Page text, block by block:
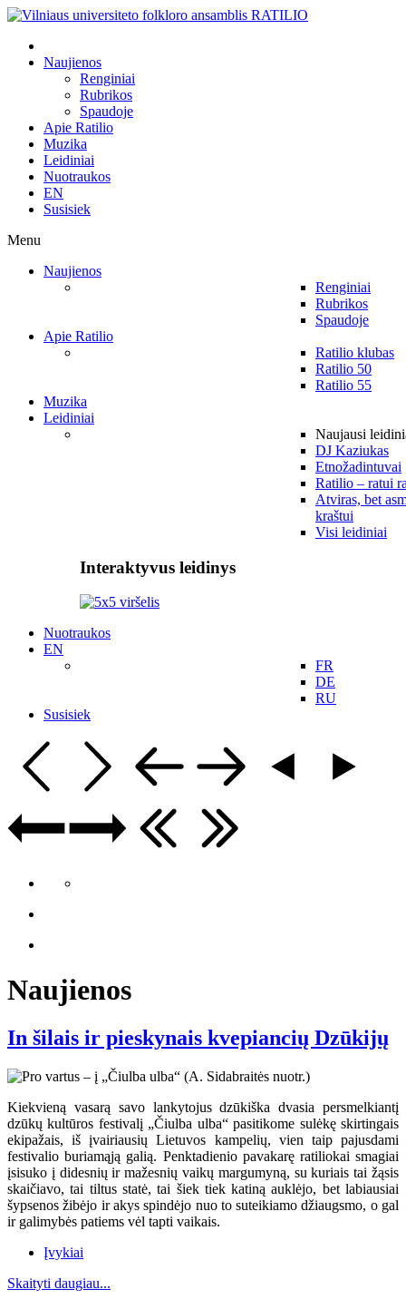
Naujienos
Renginiai
Rubrikos
Spaudoje
Apie Ratilio
Muzika
Leidiniai
Nuotraukos
EN
Susisiek
Menu
Naujienos
Renginiai
Rubrikos
Spaudoje
Apie Ratilio
Ratilio klubas
Ratilio 50
Ratilio 55
Muzika
Leidiniai
Naujausi
DJ Kaziukas
Etnožadintuvai
Ratilio – ratui
Atviras, bet
kraštui
Visi leidiniai
Interaktyvus leidinys
Nuotraukos
EN
FR
DE
RU
Susisiek
Naujienos
In šilais ir pieskynais kvepiancių Dzūkijų
Kiekvieną vasarą savo lankytojus dzūkiška dvasia persmelkiantį
dzūkų kultūros festivalį „Čiulba ulba“ pasitikome sulėkę skirtingais
ekipažais, iš įvairiausių Lietuvos kampelių, vien taip pajusdami
festivalio buriamąją galią. Penktadienio pavakarę ratiliokai smagiai
įsisuko į didesnių ir mažesnių vaikų margumyną, su kuriais tai žąsis
skaičiavo, tai tiltus statė, tai šiek tiek katiną auklėjo, bet labiausiai
šypsenos žibėjo ir akys spindėjo nuo to suteikiamo džiaugsmo, o gal
ir galimybės patiems vėl tapti vaikais.
Įvykiai
Skaityti daugiau...